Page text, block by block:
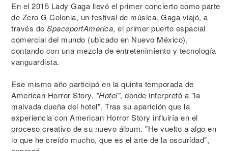
En el 2015 Lady Gaga llevó el primer concierto como parte
de Zero G Colonia, un festival de música. Gaga viajó, a
través de SpaceportAmerica, el primer puerto espacial
comercial del mundo (ubicado en Nuevo México),
contando con una mezcla de entretenimiento y tecnología
vanguardista.
Ese mismo año participó en la quinta temporada de
American Horror Story, "Hotel", donde interpretó a "la
malvada dueña del hotel". Tras su aparición que la
experiencia con American Horror Story influiría en el
proceso creativo de su nuevo álbum. "He vuelto a algo en
lo que he creído mucho, que es el arte de la oscuridad",